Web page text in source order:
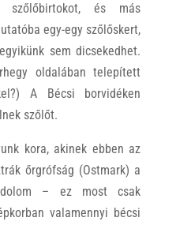
szőlőbirtokot, és más
egy-egy szőlőskert,
sem dicsekedhet.
oldalában telepített
A Bécsi borvidéken
szőlőt.
kora, akinek ebben az
őrgrófság (Ostmark) a
– ez most csak
valamennyi bécsi